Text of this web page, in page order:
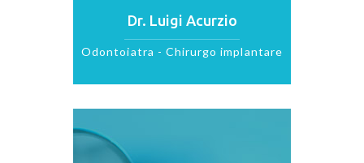
Dr. Luigi Acurzio
Odontoiatra - Chirurgo implantare